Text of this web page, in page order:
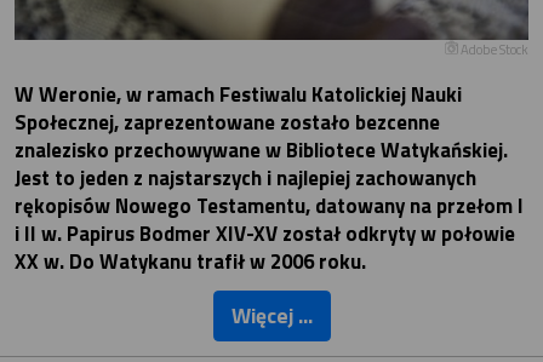
Adobe Stock
W Weronie, w ramach Festiwalu Katolickiej Nauki
Społecznej, zaprezentowane zostało bezcenne
znalezisko przechowywane w Bibliotece Watykańskiej.
Jest to jeden z najstarszych i najlepiej zachowanych
rękopisów Nowego Testamentu, datowany na przełom I
i II w. Papirus Bodmer XIV-XV został odkryty w połowie
XX w. Do Watykanu trafił w 2006 roku.
Więcej ...